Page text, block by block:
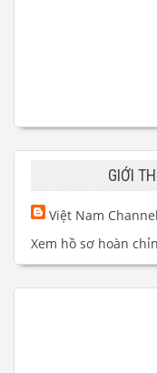
GIỚI
Việt Nam Channel
Xem hồ sơ hoàn